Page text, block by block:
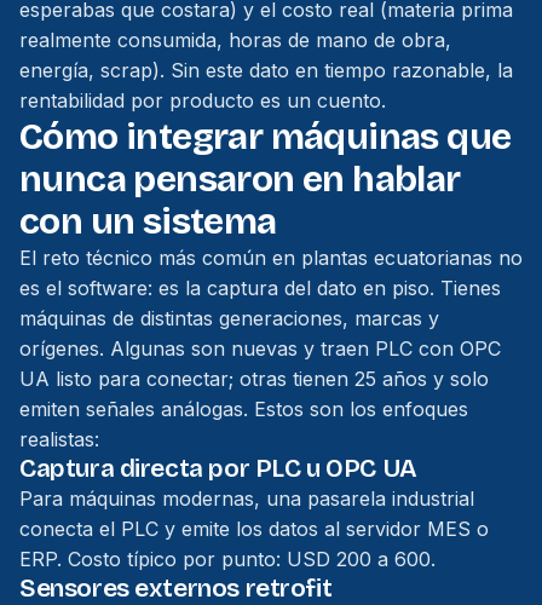
esperabas que costara) y el costo real (materia prima
realmente consumida, horas de mano de obra,
energía, scrap). Sin este dato en tiempo razonable, la
rentabilidad por producto es un cuento.
Cómo integrar máquinas que
nunca pensaron en hablar
con un sistema
El reto técnico más común en plantas ecuatorianas no
es el software: es la captura del dato en piso. Tienes
máquinas de distintas generaciones, marcas y
orígenes. Algunas son nuevas y traen PLC con OPC
UA listo para conectar; otras tienen 25 años y solo
emiten señales análogas. Estos son los enfoques
realistas:
Captura directa por PLC u OPC UA
Para máquinas modernas, una pasarela industrial
conecta el PLC y emite los datos al servidor MES o
ERP. Costo típico por punto: USD 200 a 600.
Sensores externos retrofit